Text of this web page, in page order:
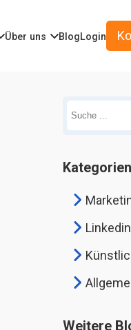
Über uns BlogLogin
Kategorien
Linkedin
Weitere